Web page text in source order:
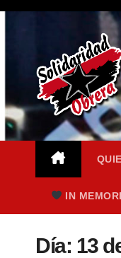
Saltar
IN
Día: 13